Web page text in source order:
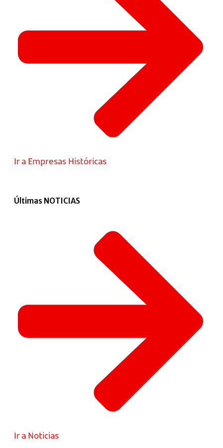
Ir a Empresas Históricas
Últimas NOTICIAS
Ir a Noticias